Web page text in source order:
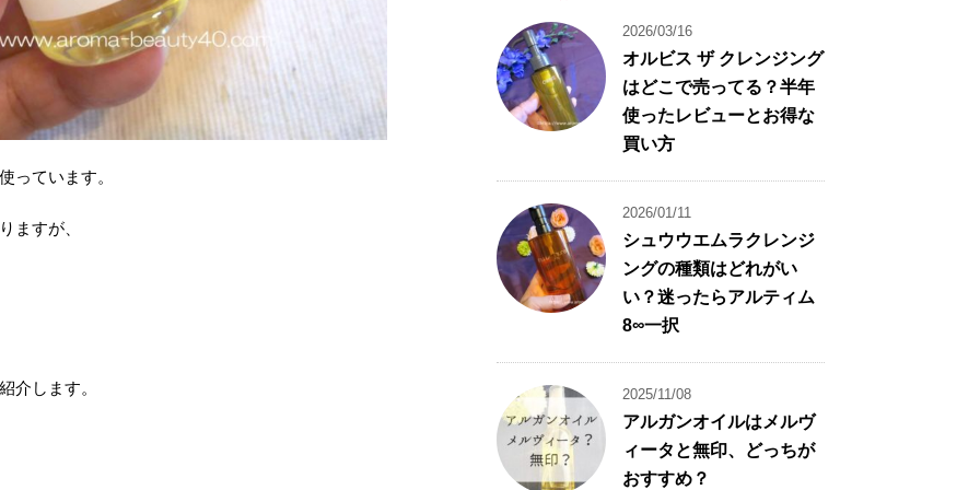
っています。
ますが、
介します。
2026/03/16
オルビス ザ クレンジング
はどこで売ってる？半年
使ったレビューとお得な
買い方
2026/01/11
シュウウエムラクレンジ
ングの種類はどれがい
い？迷ったらアルティム
8∞一択
2025/11/08
アルガンオイルはメルヴ
ィータと無印、どっちが
おすすめ？